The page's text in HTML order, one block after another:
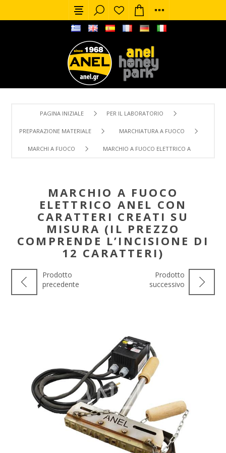
PAGINA INIZIALE PER IL LABORATORIO
PREPARAZIONE MATERIALE MARCHIATURA A FUOCO
MARCHI A FUOCO MARCHIO A FUOCO ELETTRICO ANEL CON
MARCHIO A FUOCO
ELETTRICO ANEL CON
CARATTERI CREATI SU
MISURA (IL PREZZO
COMPRENDE L’INCISIONE DI
12 CARATTERI)
Prodotto
precedente
Prodotto
successivo